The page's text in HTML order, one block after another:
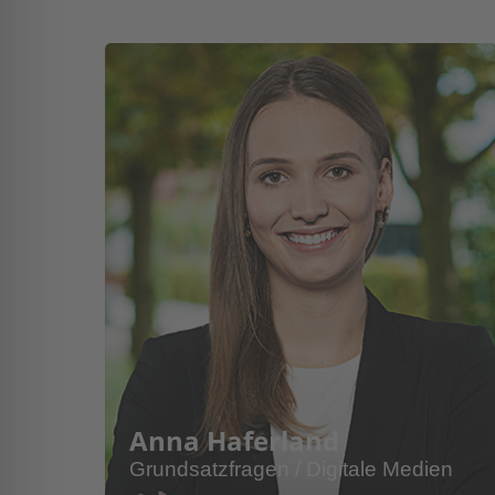
Anna Haferland
Grundsatzfragen / Digitale Medien